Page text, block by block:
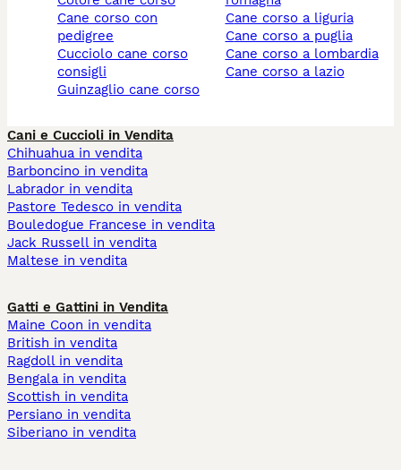
cane corso con
pedigree
cucciolo cane corso
consigli
guinzaglio cane corso
cane corso a liguria
cane corso a puglia
cane corso a lombardia
cane corso a lazio
Cani e Cuccioli in Vendita
Chihuahua in vendita
Barboncino in vendita
Labrador in vendita
Pastore Tedesco in vendita
Bouledogue Francese in vendita
Jack Russell in vendita
Maltese in vendita
Gatti e Gattini in Vendita
Maine Coon in vendita
British in vendita
Ragdoll in vendita
Bengala in vendita
Scottish in vendita
Persiano in vendita
Siberiano in vendita